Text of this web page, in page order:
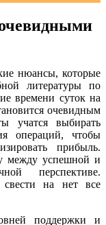
нюансы, которые
литературы по
времени суток на
очевидным
учатся выбирать
операций, чтобы
прибыль.
между успешной и
перспективе.
свести на нет все
поддержки и